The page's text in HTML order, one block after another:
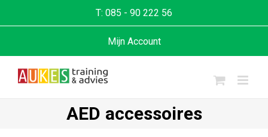
T: 085 - 90 222 56
Mijn Account
AED accessoires